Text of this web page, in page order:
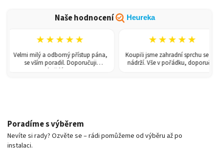
Naše hodnocení Heureka
★★★★★
Velmi milý a odborný přístup pána,
se vším poradil. Doporučuji
každému!
★★★★★
Koupili jsme zahradní sprchu se 150l
nádrží. Vše v pořádku, doporučuji.
Poradíme s výběrem
Nevíte si rady? Ozvěte se – rádi pomůžeme od výběru až po
instalaci.